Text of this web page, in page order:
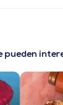
pueden